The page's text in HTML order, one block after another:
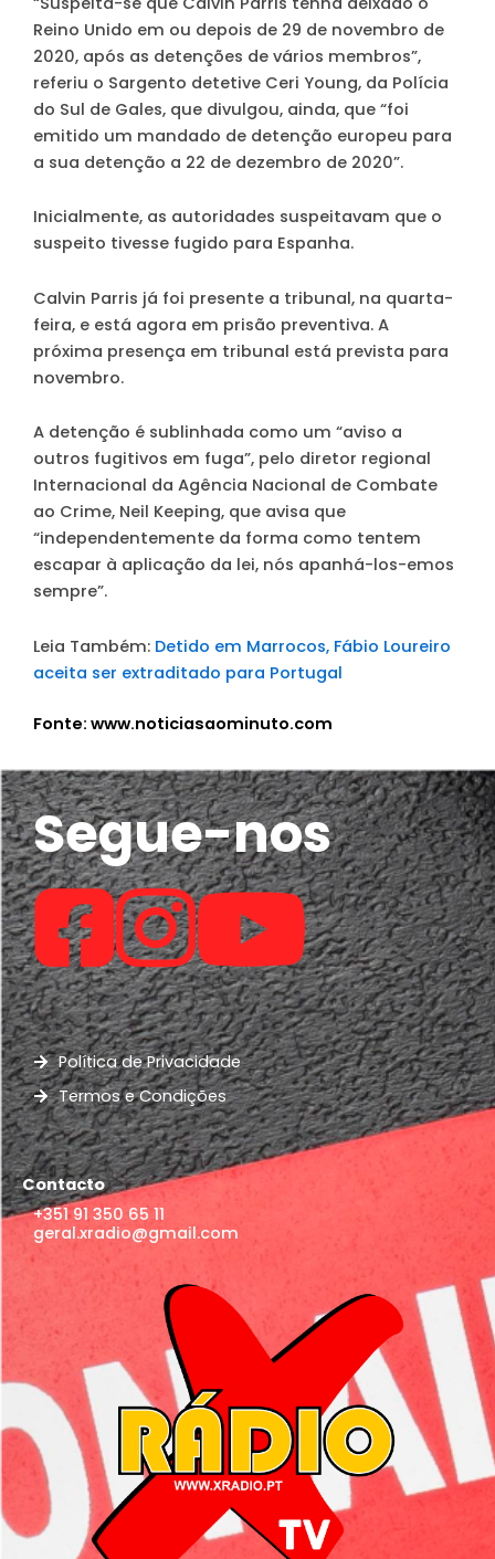
Reino Unido em ou depois de 29 de novembro de
2020, após as detenções de vários membros”,
referiu o Sargento detetive Ceri Young, da Polícia
do Sul de Gales, que divulgou, ainda, que “foi
emitido um mandado de detenção europeu para
a sua detenção a 22 de dezembro de 2020”.
Inicialmente, as autoridades suspeitavam que o
suspeito tivesse fugido para Espanha.
Calvin Parris já foi presente a tribunal, na quarta-
feira, e está agora em prisão preventiva. A
próxima presença em tribunal está prevista para
novembro.
A detenção é sublinhada como um “aviso a
outros fugitivos em fuga”, pelo diretor regional
Internacional da Agência Nacional de Combate
ao Crime, Neil Keeping, que avisa que
“independentemente da forma como tentem
escapar à aplicação da lei, nós apanhá-los-emos
sempre”.
Leia Também: Detido em Marrocos, Fábio Loureiro
aceita ser extraditado para Portugal
Fonte: www.noticiasaominuto.com
Segue-nos
Política de Privacidade
Termos e Condições
Contacto
+351 91 350 65 11
geral.xradio@gmail.com